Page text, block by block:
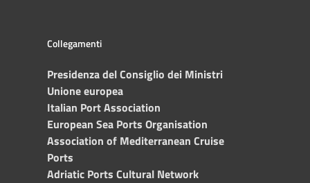
Collegamenti
Presidenza del Consiglio dei Ministri
Unione europea
Italian Port Association
European Sea Ports Organisation
Association of Mediterranean Cruise
Ports
Adriatic Ports Cultural Network